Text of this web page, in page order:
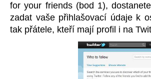
for your friends (bod 1),
zadat vaše přihlašovací údaje k
tak přátele, kteří mají profil i na